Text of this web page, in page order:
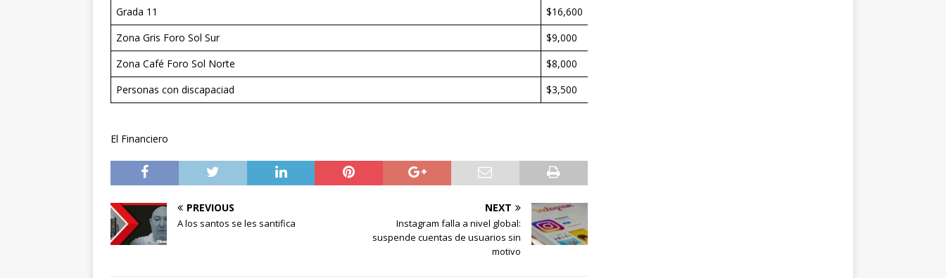
Grada 11
$16,600
Zona Gris Foro Sol Sur
$9,000
Zona Café Foro Sol Norte
$8,000
Personas con discapaciad
$3,500
El Financiero
PREVIOUS
A los santos se les santifica
NEXT
Instagram falla a nivel global:
suspende cuentas de usuarios sin
motivo